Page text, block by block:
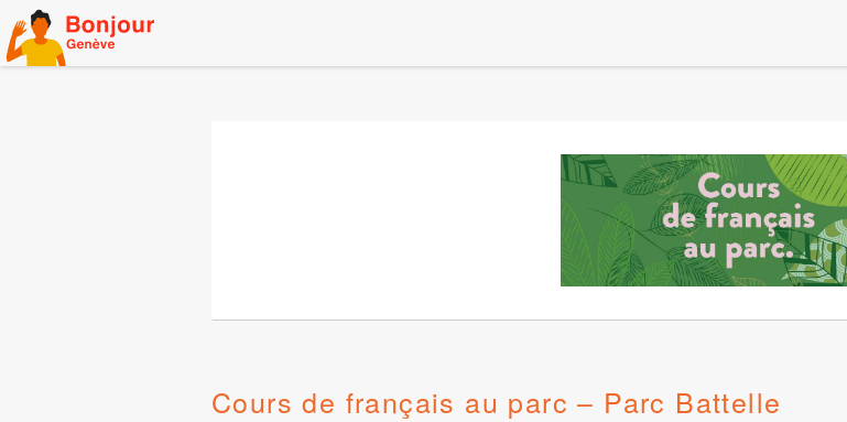
Skip
to
content
Cours de français au parc – Parc Battelle